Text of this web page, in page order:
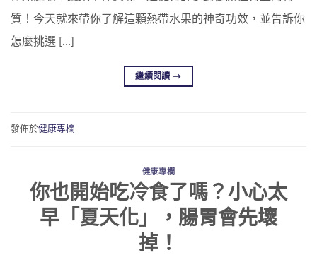
質！今天就來帶你了解這顆熱帶水果的神奇功效，並告訴你
怎麼挑選 […]
繼續閱讀→
發佈於健康專欄
健康專欄
你也開始吃冷食了嗎？小心太
早「夏天化」，腸胃會先壞
掉！